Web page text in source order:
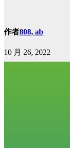
作者808, ab
10 月 26, 2022